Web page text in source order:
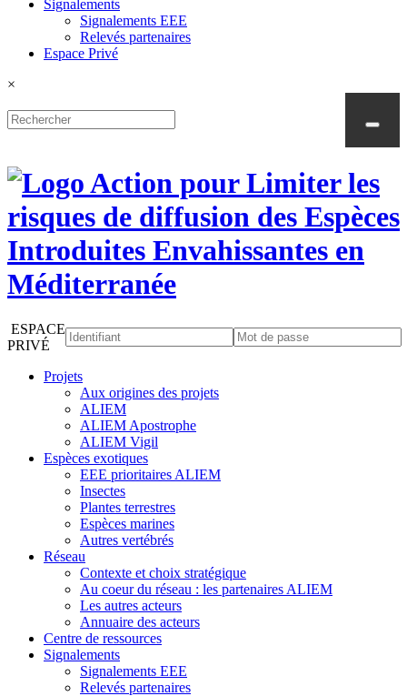
Signalements
Signalements EEE
Relevés partenaires
Espace Privé
×
ESPACE
PRIVÉ
Projets
Aux origines des projets
ALIEM
ALIEM Apostrophe
ALIEM Vigil
Espèces exotiques
EEE prioritaires ALIEM
Insectes
Plantes terrestres
Espèces marines
Autres vertébrés
Réseau
Contexte et choix stratégique
Au coeur du réseau : les partenaires ALIEM
Les autres acteurs
Annuaire des acteurs
Centre de ressources
Signalements
Signalements EEE
Relevés partenaires